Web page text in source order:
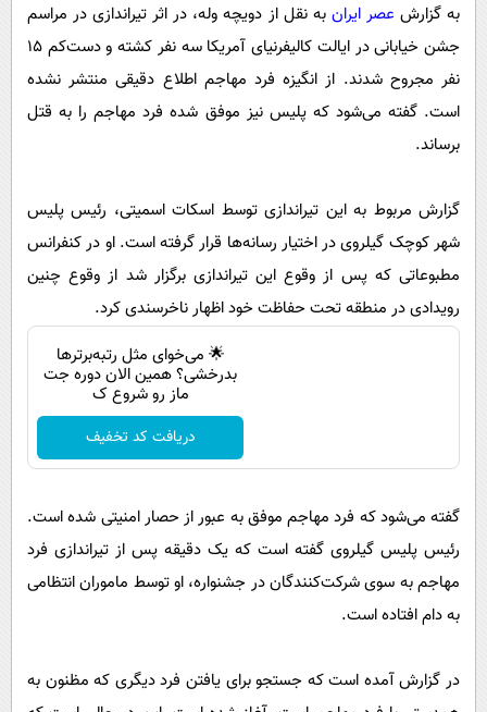
اجتماعی
حیات وحش
سیاست خارجی
به گزارش عصر ایران به نقل از دویچه وله، در اثر تیراندازی در مراسم
جشن خیابانی در ایالت کالیفرنیای آمریکا سه نفر کشته و دست‌کم ۱۵
نفر مجروح شدند. از انگیزه فرد مهاجم اطلاع دقیقی منتشر نشده
است. گفته می‌شود که پلیس نیز موفق شده فرد مهاجم را به قتل
برساند.
گزارش مربوط به این تیراندازی توسط اسکات اسمیتی، رئیس پلیس
شهر کوچک گیلروی در اختیار رسانه‌ها قرار گرفته است. او در کنفرانس
مطبوعاتی که پس از وقوع این تیراندازی برگزار شد از وقوع چنین
رویدادی در منطقه تحت حفاظت خود اظهار ناخرسندی کرد.
🌟 می‌خوای مثل رتبه‌برترها
بدرخشی؟ همین الان دوره جت
ماز رو شروع ک
دریافت کد تخفیف
گفته می‌شود که فرد مهاجم موفق به عبور از حصار امنیتی شده است.
رئیس پلیس گیلروی گفته است که یک دقیقه پس از تیراندازی فرد
مهاجم به سوی شرکت‌کنندگان در جشنواره، او توسط ماموران انتظامی
به دام افتاده است.
در گزارش آمده است که جستجو برای یافتن فرد دیگری که مظنون به